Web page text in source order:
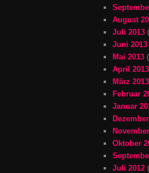
August
Juli 2013
Juni 2013
Mai 2013
April 2013
März 2013
Februar
Januar
Oktober
Juli 2012